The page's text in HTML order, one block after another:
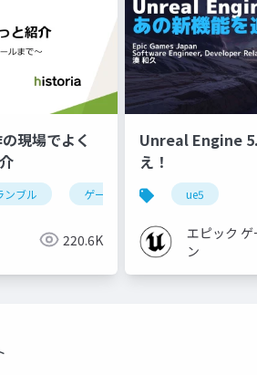
現場でよく
ンブル ゲーム制作 ツール紹介
220.6K
Unreal Engine
え！
ue5
エピック
ン